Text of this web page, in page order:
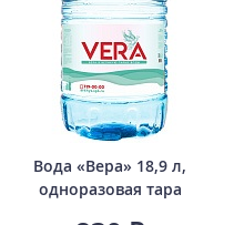
Вода «Вера» 18,9 л,
одноразовая тара